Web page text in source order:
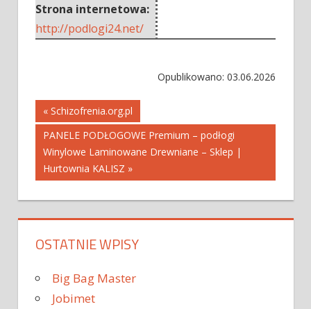
Strona internetowa:
http://podlogi24.net/
Opublikowano: 03.06.2026
Nawigacja
wpisu
« Schizofrenia.org.pl
PANELE PODŁOGOWE Premium – podłogi
Winylowe Laminowane Drewniane – Sklep |
Hurtownia KALISZ »
OSTATNIE WPISY
Big Bag Master
Jobimet